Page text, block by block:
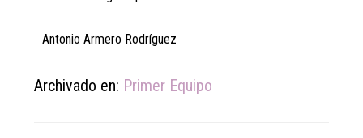
Antonio Armero Rodríguez
Archivado en: Primer Equipo